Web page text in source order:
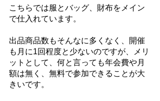
こちらでは服とバッグ、財布をメイン
で仕入れています。
出品商品数もそんなに多くなく、開催
も月に1回程度と少ないのですが、メリ
ットとして、何と言っても年会費や月
額は無く、無料で参加できることが大
きいです。